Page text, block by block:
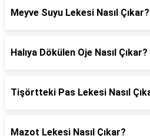
Meyve Suyu Lekesi Nasıl Çıkar?
Halıya Dökülen Oje Nasıl Çıkar?
Tişörtteki Pas Lekesi Nasıl
Mazot Lekesi Nasıl Çıkar?